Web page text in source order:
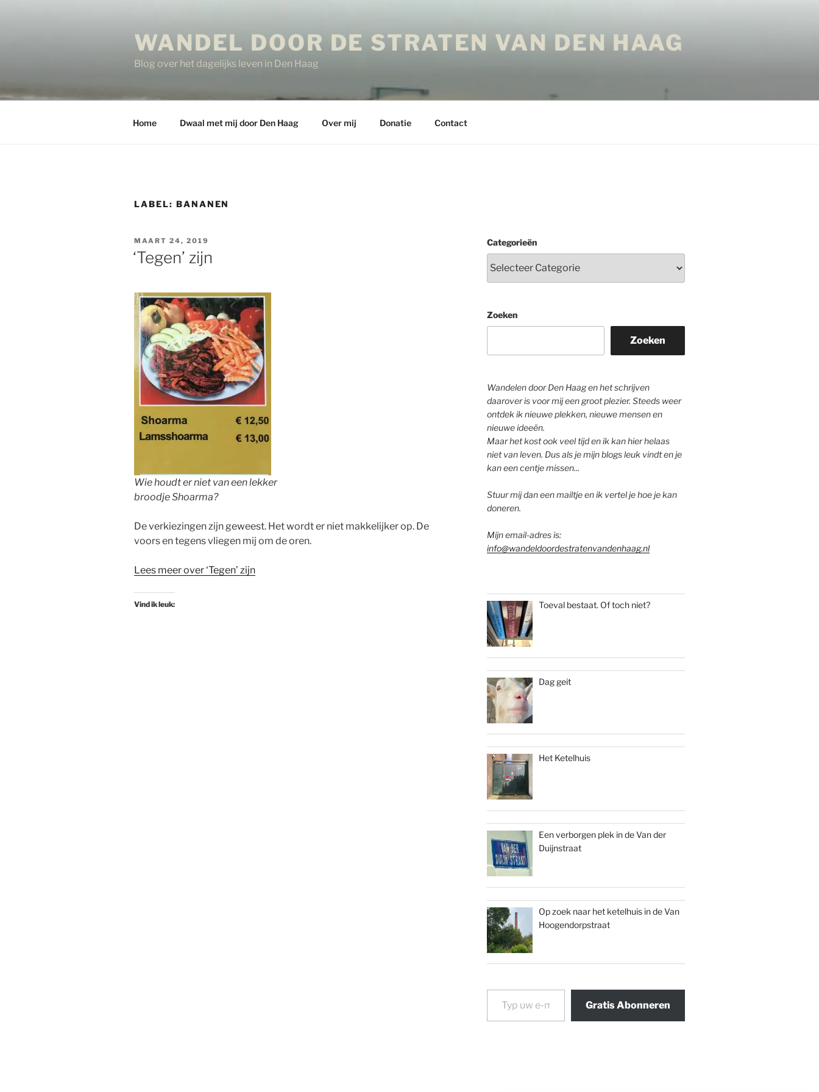
WANDEL DOOR DE STRATEN VAN DEN HAAG
Blog over het dagelijks leven in Den Haag
Home Dwaal met mij door Den Haag Over mij Donatie Contact
LABEL: BANANEN
GEPLAATST
OP
MAART 24, 2019
‘Tegen’ zijn
Wie houdt er niet van een lekker
broodje Shoarma?
De verkiezingen zijn geweest. Het wordt er niet makkelijker op. De
voors en tegens vliegen mij om de oren.
Lees meer over ‘Tegen’ zijn
Vind ik leuk:
Categorieën
Zoeken
Zoeken
Wandelen door Den Haag en het schrijven
daarover is voor mij een groot plezier. Steeds weer
ontdek ik nieuwe plekken, nieuwe mensen en
nieuwe ideeën.
Maar het kost ook veel tijd en ik kan hier helaas
niet van leven. Dus als je mijn blogs leuk vindt en je
kan een centje missen...
Stuur mij dan een mailtje en ik vertel je hoe je kan
doneren.
Mijn email-adres is:
info@wandeldoordestratenvandenhaag.nl
Toeval bestaat. Of toch niet?
Dag geit
Het Ketelhuis
Een verborgen plek in de Van der
Duijnstraat
Op zoek naar het ketelhuis in de Van
Hoogendorpstraat
Typ uw e-mail...
Gratis Abonneren